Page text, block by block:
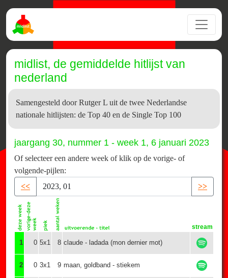
midlist, de gemiddelde hitlijst van
nederland
Samengesteld door Rutger L uit de twee Nederlandse
nationale hitlijsten: de Top 40 en de Single Top 100
jaargang 30, nummer 1 - week 1, 6 januari 2023
Of selecteer een andere week of klik op de vorige- of
volgende-pijlen:
<<
>>
stream
1 0 5x1 8 claude - ladada (mon dernier mot)
2 0 3x1 9 maan, goldband - stiekem